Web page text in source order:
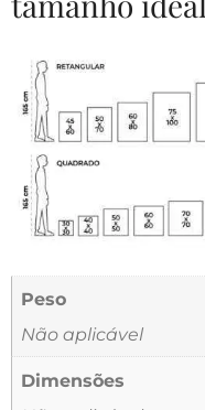
Peso
Não aplicável
Dimensões